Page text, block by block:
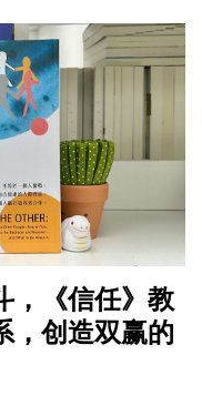
，《信任》教
，创造双赢的